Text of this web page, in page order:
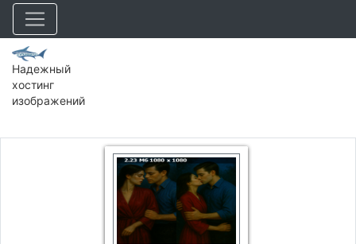
Надежный
хостинг
изображений